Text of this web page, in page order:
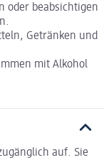
oder beabsichtigen
Getränken und
mit Alkohol
auf. Sie